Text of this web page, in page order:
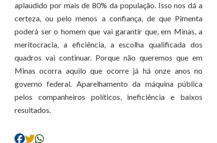
aplaudido por mais de 80% da população. Isso nos dá a
certeza, ou pelo menos a confiança, de que Pimenta
poderá ser o homem que vai garantir que, em Minas, a
meritocracia, a eficiência, a escolha qualificada dos
quadros vai continuar. Porque não queremos que em
Minas ocorra aquilo que ocorre já há onze anos no
governo federal. Aparelhamento da máquina pública
pelos companheiros políticos, ineficiência e baixos
resultados.